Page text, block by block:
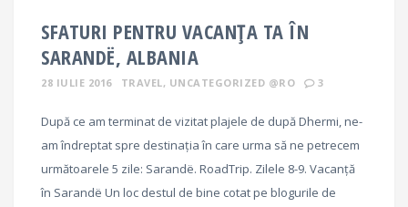
SFATURI PENTRU VACANȚA TA ÎN
SARANDË, ALBANIA
28 IULIE 2016 TRAVEL , UNCATEGORIZED @RO 3
După ce am terminat de vizitat plajele de după Dhermi, ne-
am îndreptat spre destinația în care urma să ne petrecem
următoarele 5 zile: Sarandë. RoadTrip. Zilele 8-9. Vacanță
în Sarandë Un loc destul de bine cotat pe blogurile de